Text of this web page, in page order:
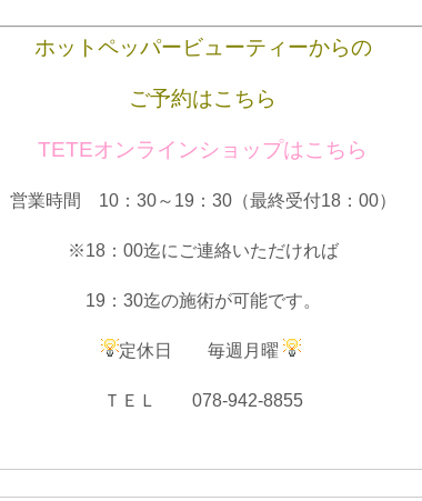
ホットペッパービューティーからの
ご予約はこちら
TETEオンラインショップはこちら
営業時間 10：30～19：30（最終受付18：00）
※18：00迄にご連絡いただければ
19：30迄の施術が可能です。
定休日 毎週月曜
ＴＥＬ 078-942-8855